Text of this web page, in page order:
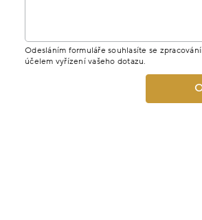
Odesláním formuláře souhlasíte se
účelem vyřízení vašeho dotazu.